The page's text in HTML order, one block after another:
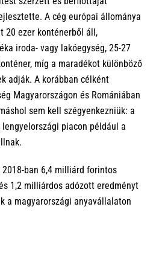
.A cégeurópai állománya
20 ezer konténerből áll,
iroda- vagy lakóegység, 25-27
míg a maradékot különböző
adják.A korábban célként
Magyarországon és Romániában
sem kell szégyenkezniük: a
piacon például a
2018-ban 6,4 milliárd forintos
1,2 milliárdos adózott eredményt
a magyarországi anyavállalaton